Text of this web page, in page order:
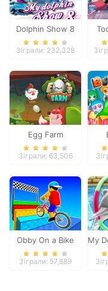
Dolphin Show 8
Зіграли: 232,328
Egg Farm
Зіграли: 63,506
Obby On a Bike
Зіграли: 57,889
My